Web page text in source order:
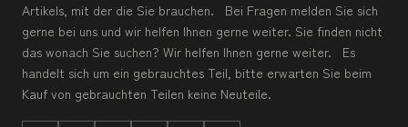
Artikels, mit der die Sie brauchen. Bei Fragen melden Sie sich
gerne bei uns und wir helfen Ihnen gerne weiter. Sie finden nicht
das wonach Sie suchen? Wir helfen Ihnen gerne weiter. Es
handelt sich um ein gebrauchtes Teil, bitte erwarten Sie beim
Kauf von gebrauchten Teilen keine Neuteile.